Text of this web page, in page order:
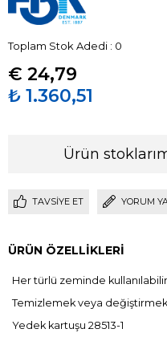
Toplam Stok Adedi : 0
€ 24,79
₺ 1.360,51
Ürün
TAVSIYE ET YORUM
ÜRÜN ÖZELLIKLERI
Her türlü zeminde kullanılabilir.
Temizlemek veya değiştirmek
Yedek kartuşu 28513-1